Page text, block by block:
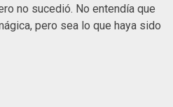
no sucedió. No entendía que
pero sea lo que haya sido